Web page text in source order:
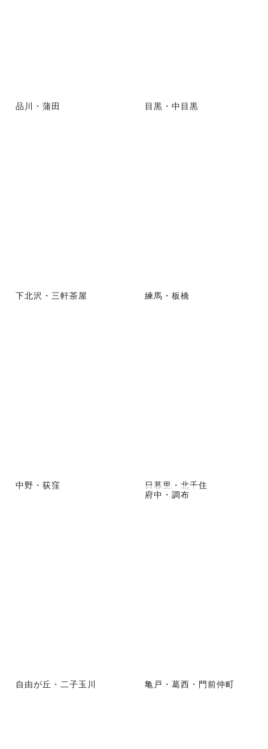
品川・蒲田 目黒・中目黒
下北沢・三軒茶屋 練馬・板橋
中野・荻窪
日暮里・北千住
府中・調布
自由が丘・二子玉川 亀戸・葛西・門前仲町